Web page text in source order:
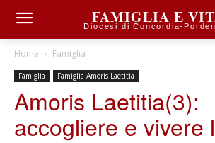
FAMIGLIA E
Diocesi di Concordia-
Home Famiglia
Famiglia Famiglia Amoris Laetitia
Amoris Laetitia(3):
accogliere e vivere